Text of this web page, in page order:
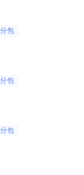
包
包
包